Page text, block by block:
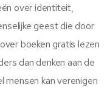
over identiteit,
geest die door
boeken gratis lezen
dan denken aan de
mensen kan verenigen